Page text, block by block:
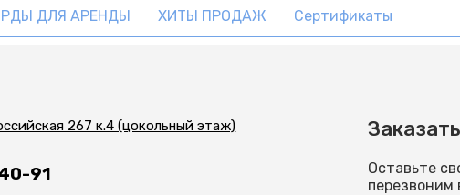
ДЛЯ АРЕНДЫ ХИТЫ ПРОДАЖ Сертификаты
267 к.4 (цокольный этаж)
91
Оставьте
перезвоним